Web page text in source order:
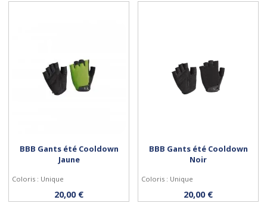
Personnaliser
BBB Gants été Cooldown
Jaune
Coloris : Unique
20,00 € Personnaliser
BBB Gants été Cooldown
Noir
Coloris : Unique
20,00 €